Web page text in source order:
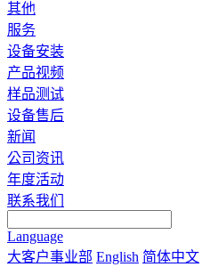
其他
服务
设备安装
产品视频
样品测试
设备售后
新闻
公司资讯
年度活动
联系我们
Language
大客户事业部 English 简体中文